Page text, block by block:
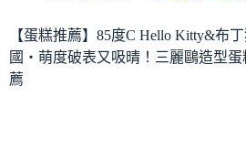
【蛋糕推薦】85度C Hello Kitty&布
國‧萌度破表又吸晴！三麗鷗造型蛋
薦